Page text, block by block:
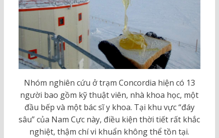
Nhóm nghiên cứu ở trạm Concordia hiện có 13
người bao gồm kỹ thuật viên, nhà khoa học, một
đầu bếp và một bác sĩ y khoa. Tại khu vực “đáy
sâu” của Nam Cực này, điều kiện thời tiết rất khắc
nghiệt, thậm chí vi khuẩn không thể tồn tại.